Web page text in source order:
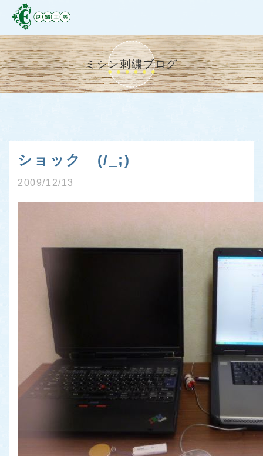
ミシン刺繍ブログ
ショック (/_;)
2009/12/13